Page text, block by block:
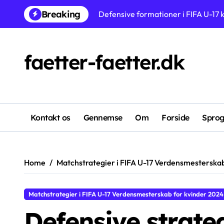
content
Breaking
Spillere med de højeste
Udnyttelse af Wing Play i FIFA U-
Australien U-17 kvinder: Defensiv
Angrebsspilleres skudpræcision i
faetter-faetter.dk
Kontakt os Gennemse Om Forside Sprog
Home Matchstrategier i FIFA U-17
Matchstrategier i FIFA U-17 Verdensmesterskab for kvinder 2024